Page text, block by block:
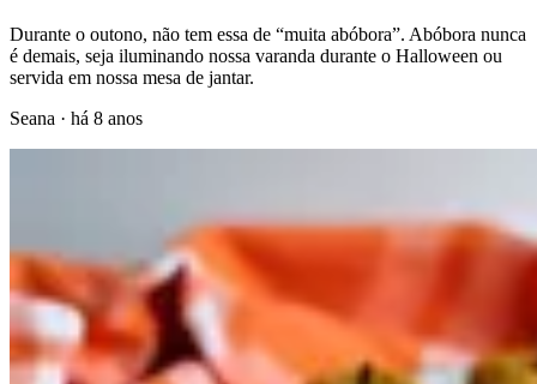
Durante o outono, não tem essa de “muita abóbora”. Abóbora nunca
é demais, seja iluminando nossa varanda durante o Halloween ou
servida em nossa mesa de jantar.
Seana · há 8 anos